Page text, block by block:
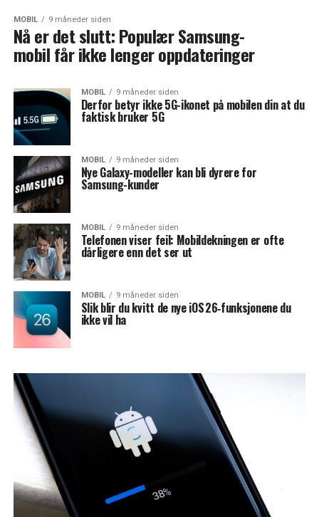
MOBIL 9 måneder siden
Nå er det slutt: Populær Samsung-
mobil får ikke lenger oppdateringer
MOBIL 9 måneder siden
Derfor betyr ikke 5G-ikonet på mobilen din at du
faktisk bruker 5G
MOBIL 9 måneder siden
Nye Galaxy-modeller kan bli dyrere for
Samsung-kunder
MOBIL 9 måneder siden
Telefonen viser feil: Mobildekningen er ofte
dårligere enn det ser ut
MOBIL 9 måneder siden
Slik blir du kvitt de nye iOS 26‑funksjonene du
ikke vil ha